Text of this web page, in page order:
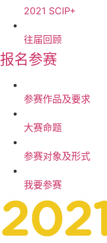
2021 SCIP+
往届回顾
报名参赛
参赛作品及要求
大赛命题
参赛对象及形式
我要参赛